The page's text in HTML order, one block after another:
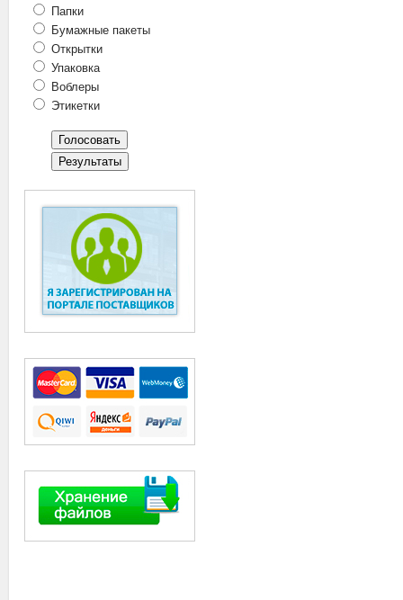
Папки
Бумажные пакеты
Открытки
Упаковка
Воблеры
Этикетки